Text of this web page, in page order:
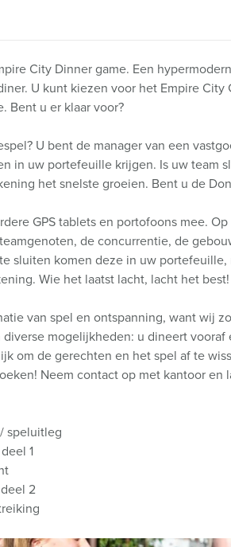
City Dinner game. Een
U kunt kiezen voor het Empire City
Bent u er klaar voor?
U bent de manager van een
in uw portefeuille krijgen. Is uw team
het snelste groeien. Bent u de
GPS tablets en portofoons mee.
de concurrentie, de
sluiten komen deze in uw
Wie het laatst lacht, lacht het best!
van spel en ontspanning, want wij
diverse mogelijkheden: u dineert
om de gerechten en het spel af te
Neem contact op met kantoor en
speluitleg
1
2